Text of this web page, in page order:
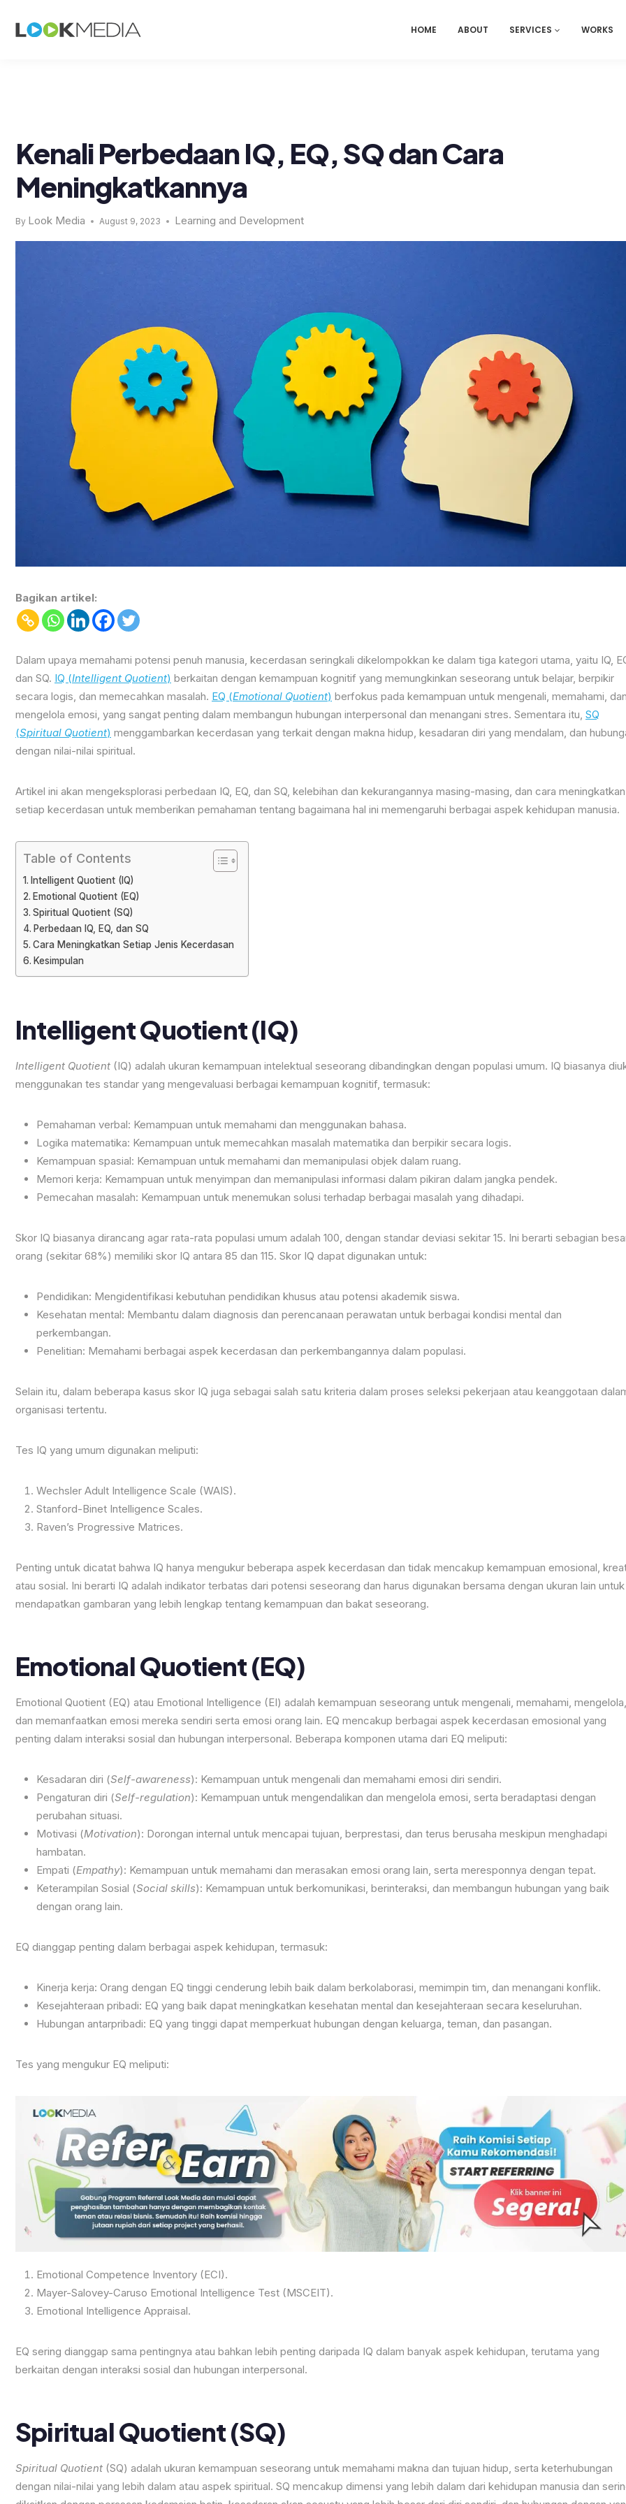
HOME ABOUT SERVICES WORKS
Kenali Perbedaan IQ, EQ, SQ dan Cara
Meningkatkannya
By Look Media August 9, 2023 Learning and Development
Bagikan artikel:
Dalam upaya memahami potensi penuh manusia, kecerdasan seringkali dikelompokkan ke dalam tiga kategori utama, yaitu IQ,
dan SQ. IQ (Intelligent Quotient) berkaitan dengan kemampuan kognitif yang memungkinkan seseorang untuk belajar, berpikir
secara logis, dan memecahkan masalah. EQ (Emotional Quotient) berfokus pada kemampuan untuk mengenali, memahami,
mengelola emosi, yang sangat penting dalam membangun hubungan interpersonal dan menangani stres. Sementara itu, SQ
(Spiritual Quotient) menggambarkan kecerdasan yang terkait dengan makna hidup, kesadaran diri yang mendalam, dan
dengan nilai-nilai spiritual.
Artikel ini akan mengeksplorasi perbedaan IQ, EQ, dan SQ, kelebihan dan kekurangannya masing-masing, dan cara meningkatkan
setiap kecerdasan untuk memberikan pemahaman tentang bagaimana hal ini memengaruhi berbagai aspek kehidupan manusia.
Table of Contents
Intelligent Quotient (IQ)
Emotional Quotient (EQ)
Spiritual Quotient (SQ)
Perbedaan IQ, EQ, dan SQ
Cara Meningkatkan Setiap Jenis Kecerdasan
Kesimpulan
Intelligent Quotient (IQ)
Intelligent Quotient (IQ) adalah ukuran kemampuan intelektual seseorang dibandingkan dengan populasi umum. IQ biasanya
menggunakan tes standar yang mengevaluasi berbagai kemampuan kognitif, termasuk:
Pemahaman verbal: Kemampuan untuk memahami dan menggunakan bahasa.
Logika matematika: Kemampuan untuk memecahkan masalah matematika dan berpikir secara logis.
Kemampuan spasial: Kemampuan untuk memahami dan memanipulasi objek dalam ruang.
Memori kerja: Kemampuan untuk menyimpan dan memanipulasi informasi dalam pikiran dalam jangka pendek.
Pemecahan masalah: Kemampuan untuk menemukan solusi terhadap berbagai masalah yang dihadapi.
Skor IQ biasanya dirancang agar rata-rata populasi umum adalah 100, dengan standar deviasi sekitar 15. Ini berarti sebagian
orang (sekitar 68%) memiliki skor IQ antara 85 dan 115. Skor IQ dapat digunakan untuk:
Pendidikan: Mengidentifikasi kebutuhan pendidikan khusus atau potensi akademik siswa.
Kesehatan mental: Membantu dalam diagnosis dan perencanaan perawatan untuk berbagai kondisi mental dan
perkembangan.
Penelitian: Memahami berbagai aspek kecerdasan dan perkembangannya dalam populasi.
Selain itu, dalam beberapa kasus skor IQ juga sebagai salah satu kriteria dalam proses seleksi pekerjaan atau keanggotaan
organisasi tertentu.
Tes IQ yang umum digunakan meliputi:
Wechsler Adult Intelligence Scale (WAIS).
Stanford-Binet Intelligence Scales.
Raven’s Progressive Matrices.
Penting untuk dicatat bahwa IQ hanya mengukur beberapa aspek kecerdasan dan tidak mencakup kemampuan emosional,
atau sosial. Ini berarti IQ adalah indikator terbatas dari potensi seseorang dan harus digunakan bersama dengan ukuran lain untuk
mendapatkan gambaran yang lebih lengkap tentang kemampuan dan bakat seseorang.
Emotional Quotient (EQ)
Emotional Quotient (EQ) atau Emotional Intelligence (EI) adalah kemampuan seseorang untuk mengenali, memahami, mengelola,
dan memanfaatkan emosi mereka sendiri serta emosi orang lain. EQ mencakup berbagai aspek kecerdasan emosional yang
penting dalam interaksi sosial dan hubungan interpersonal. Beberapa komponen utama dari EQ meliputi:
Kesadaran diri (Self-awareness): Kemampuan untuk mengenali dan memahami emosi diri sendiri.
Pengaturan diri (Self-regulation): Kemampuan untuk mengendalikan dan mengelola emosi, serta beradaptasi dengan
perubahan situasi.
Motivasi (Motivation): Dorongan internal untuk mencapai tujuan, berprestasi, dan terus berusaha meskipun menghadapi
hambatan.
Empati (Empathy): Kemampuan untuk memahami dan merasakan emosi orang lain, serta meresponnya dengan tepat.
Keterampilan Sosial (Social skills): Kemampuan untuk berkomunikasi, berinteraksi, dan membangun hubungan yang baik
dengan orang lain.
EQ dianggap penting dalam berbagai aspek kehidupan, termasuk:
Kinerja kerja: Orang dengan EQ tinggi cenderung lebih baik dalam berkolaborasi, memimpin tim, dan menangani konflik.
Kesejahteraan pribadi: EQ yang baik dapat meningkatkan kesehatan mental dan kesejahteraan secara keseluruhan.
Hubungan antarpribadi: EQ yang tinggi dapat memperkuat hubungan dengan keluarga, teman, dan pasangan.
Tes yang mengukur EQ meliputi:
Emotional Competence Inventory (ECI).
Mayer-Salovey-Caruso Emotional Intelligence Test (MSCEIT).
Emotional Intelligence Appraisal.
EQ sering dianggap sama pentingnya atau bahkan lebih penting daripada IQ dalam banyak aspek kehidupan, terutama yang
berkaitan dengan interaksi sosial dan hubungan interpersonal.
Spiritual Quotient (SQ)
Spiritual Quotient (SQ) adalah ukuran kemampuan seseorang untuk memahami makna dan tujuan hidup, serta keterhubungan
dengan nilai-nilai yang lebih dalam atau aspek spiritual. SQ mencakup dimensi yang lebih dalam dari kehidupan manusia dan